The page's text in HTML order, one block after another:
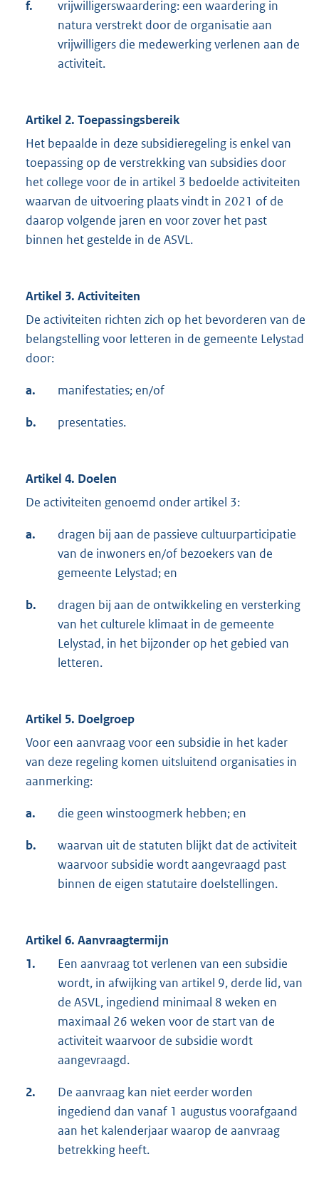
f.
vrijwilligerswaardering: een waardering in
natura verstrekt door de organisatie aan
vrijwilligers die medewerking verlenen aan de
activiteit.
Artikel 2. Toepassingsbereik
Het bepaalde in deze subsidieregeling is enkel van
toepassing op de verstrekking van subsidies door
het college voor de in artikel 3 bedoelde activiteiten
waarvan de uitvoering plaats vindt in 2021 of de
daarop volgende jaren en voor zover het past
binnen het gestelde in de ASVL.
Artikel 3. Activiteiten
De activiteiten richten zich op het bevorderen van de
belangstelling voor letteren in de gemeente Lelystad
door:
a. manifestaties; en/of
b. presentaties.
Artikel 4. Doelen
De activiteiten genoemd onder artikel 3:
a.
dragen bij aan de passieve cultuurparticipatie
van de inwoners en/of bezoekers van de
gemeente Lelystad; en
b.
dragen bij aan de ontwikkeling en versterking
van het culturele klimaat in de gemeente
Lelystad, in het bijzonder op het gebied van
letteren.
Artikel 5. Doelgroep
Voor een aanvraag voor een subsidie in het kader
van deze regeling komen uitsluitend organisaties in
aanmerking:
a. die geen winstoogmerk hebben; en
b.
waarvan uit de statuten blijkt dat de activiteit
waarvoor subsidie wordt aangevraagd past
binnen de eigen statutaire doelstellingen.
Artikel 6. Aanvraagtermijn
1.
Een aanvraag tot verlenen van een subsidie
wordt, in afwijking van artikel 9, derde lid, van
de ASVL, ingediend minimaal 8 weken en
maximaal 26 weken voor de start van de
activiteit waarvoor de subsidie wordt
aangevraagd.
2.
De aanvraag kan niet eerder worden
ingediend dan vanaf 1 augustus voorafgaand
aan het kalenderjaar waarop de aanvraag
betrekking heeft.